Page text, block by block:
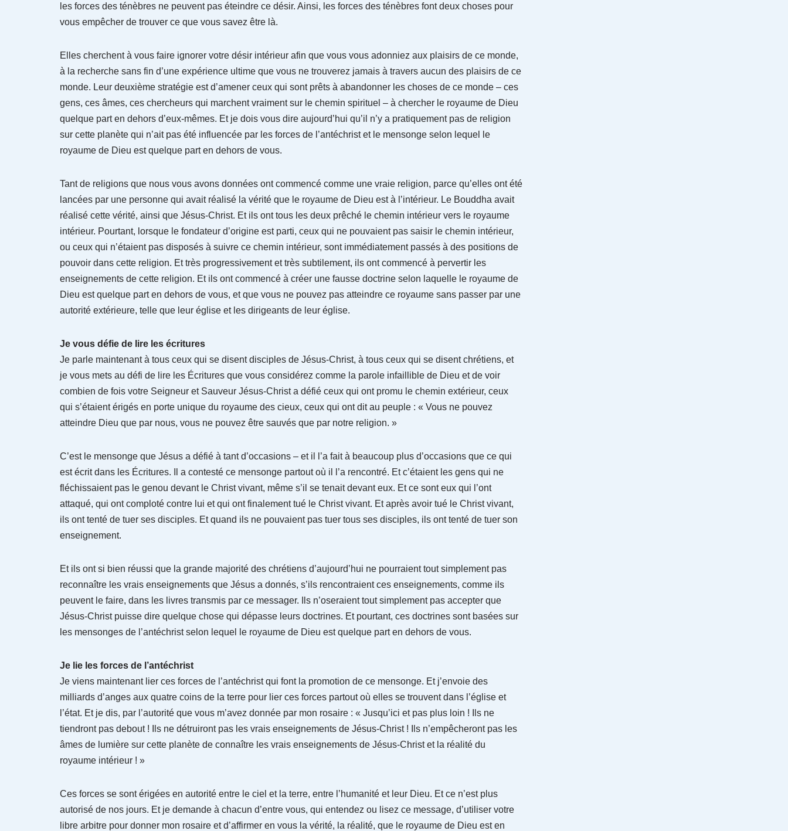
les forces des ténèbres ne peuvent pas éteindre ce désir. Ainsi, les forces des ténèbres font deux choses pour
vous empêcher de trouver ce que vous savez être là.
Elles cherchent à vous faire ignorer votre désir intérieur afin que vous vous adonniez aux plaisirs de ce monde,
à la recherche sans fin d’une expérience ultime que vous ne trouverez jamais à travers aucun des plaisirs de ce
monde. Leur deuxième stratégie est d’amener ceux qui sont prêts à abandonner les choses de ce monde – ces
gens, ces âmes, ces chercheurs qui marchent vraiment sur le chemin spirituel – à chercher le royaume de Dieu
quelque part en dehors d’eux-mêmes. Et je dois vous dire aujourd’hui qu’il n’y a pratiquement pas de religion
sur cette planète qui n’ait pas été influencée par les forces de l’antéchrist et le mensonge selon lequel le
royaume de Dieu est quelque part en dehors de vous.
Tant de religions que nous vous avons données ont commencé comme une vraie religion, parce qu’elles ont été
lancées par une personne qui avait réalisé la vérité que le royaume de Dieu est à l’intérieur. Le Bouddha avait
réalisé cette vérité, ainsi que Jésus-Christ. Et ils ont tous les deux prêché le chemin intérieur vers le royaume
intérieur. Pourtant, lorsque le fondateur d’origine est parti, ceux qui ne pouvaient pas saisir le chemin intérieur,
ou ceux qui n’étaient pas disposés à suivre ce chemin intérieur, sont immédiatement passés à des positions de
pouvoir dans cette religion. Et très progressivement et très subtilement, ils ont commencé à pervertir les
enseignements de cette religion. Et ils ont commencé à créer une fausse doctrine selon laquelle le royaume de
Dieu est quelque part en dehors de vous, et que vous ne pouvez pas atteindre ce royaume sans passer par une
autorité extérieure, telle que leur église et les dirigeants de leur église.
Je vous défie de lire les écritures
Je parle maintenant à tous ceux qui se disent disciples de Jésus-Christ, à tous ceux qui se disent chrétiens, et
je vous mets au défi de lire les Écritures que vous considérez comme la parole infaillible de Dieu et de voir
combien de fois votre Seigneur et Sauveur Jésus-Christ a défié ceux qui ont promu le chemin extérieur, ceux
qui s’étaient érigés en porte unique du royaume des cieux, ceux qui ont dit au peuple : « Vous ne pouvez
atteindre Dieu que par nous, vous ne pouvez être sauvés que par notre religion. »
C’est le mensonge que Jésus a défié à tant d’occasions – et il l’a fait à beaucoup plus d’occasions que ce qui
est écrit dans les Écritures. Il a contesté ce mensonge partout où il l’a rencontré. Et c’étaient les gens qui ne
fléchissaient pas le genou devant le Christ vivant, même s’il se tenait devant eux. Et ce sont eux qui l’ont
attaqué, qui ont comploté contre lui et qui ont finalement tué le Christ vivant. Et après avoir tué le Christ vivant,
ils ont tenté de tuer ses disciples. Et quand ils ne pouvaient pas tuer tous ses disciples, ils ont tenté de tuer son
enseignement.
Et ils ont si bien réussi que la grande majorité des chrétiens d’aujourd’hui ne pourraient tout simplement pas
reconnaître les vrais enseignements que Jésus a donnés, s’ils rencontraient ces enseignements, comme ils
peuvent le faire, dans les livres transmis par ce messager. Ils n’oseraient tout simplement pas accepter que
Jésus-Christ puisse dire quelque chose qui dépasse leurs doctrines. Et pourtant, ces doctrines sont basées sur
les mensonges de l’antéchrist selon lequel le royaume de Dieu est quelque part en dehors de vous.
Je lie les forces de l’antéchrist
Je viens maintenant lier ces forces de l’antéchrist qui font la promotion de ce mensonge. Et j’envoie des
milliards d’anges aux quatre coins de la terre pour lier ces forces partout où elles se trouvent dans l’église et
l’état. Et je dis, par l’autorité que vous m’avez donnée par mon rosaire : « Jusqu’ici et pas plus loin ! Ils ne
tiendront pas debout ! Ils ne détruiront pas les vrais enseignements de Jésus-Christ ! Ils n’empêcheront pas les
âmes de lumière sur cette planète de connaître les vrais enseignements de Jésus-Christ et la réalité du
royaume intérieur ! »
Ces forces se sont érigées en autorité entre le ciel et la terre, entre l’humanité et leur Dieu. Et ce n’est plus
autorisé de nos jours. Et je demande à chacun d’entre vous, qui entendez ou lisez ce message, d’utiliser votre
libre arbitre pour donner mon rosaire et d’affirmer en vous la vérité, la réalité, que le royaume de Dieu est en